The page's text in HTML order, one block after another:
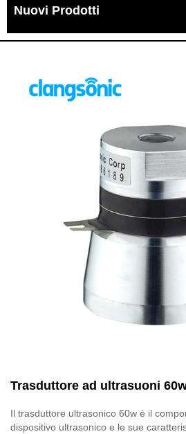
Nuovi Prodotti
Trasduttore ad ultrasuoni
Il trasduttore ultrasonico 60w è il
dispositivo ultrasonico e le sue